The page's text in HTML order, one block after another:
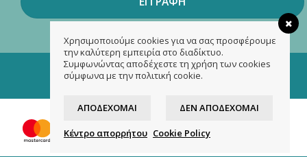
Copyright 2026 ©doubletrouble.gr
Designed & developed by
Χρησιμοποιούμε cookies για να σας προσφέρουμε
την καλύτερη εμπειρία στο διαδίκτυο.
Συμφωνώντας αποδέχεστε τη χρήση των cookies
σύμφωνα με την πολιτική cookie.
ΑΠΟΔΈΧΟΜΑΙ ΔΕΝ ΑΠΟΔΈΧΟΜΑΙ
Κέντρο απορρήτου Cookie Policy